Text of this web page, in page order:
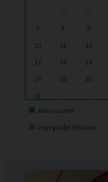
3 4 5
10 11 12
17 18 19
24 25 26
31
Associazioni
Impegni del Vescovo